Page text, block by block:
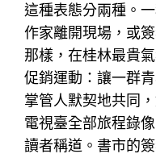
這種表態分兩種。
作家離開現場，或
那樣，在桂林最貴
促銷運動：讓一群
掌管人默契地共同
電視臺全部旅程錄
讀者稱道。書市的